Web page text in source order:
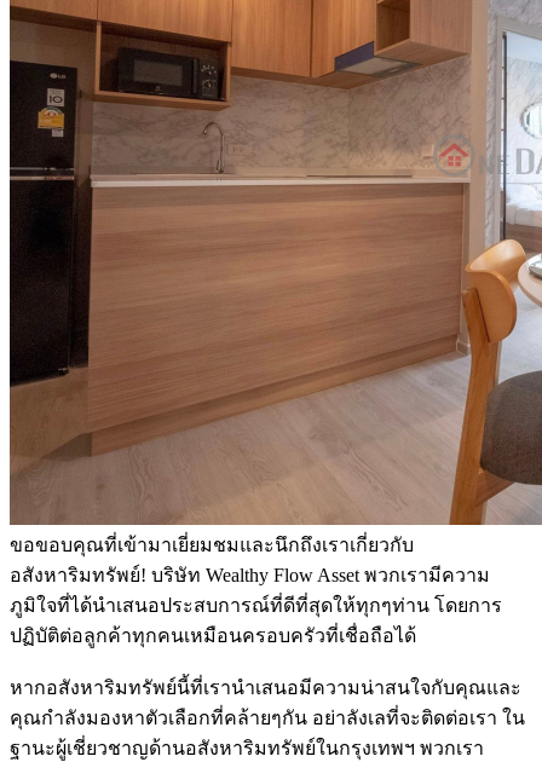
ขอขอบคุณที่เข้ามาเยี่ยมชมและนึกถึงเราเกี่ยวกับ
อสังหาริมทรัพย์! บริษัท Wealthy Flow Asset พวกเรามีความ
ภูมิใจที่ได้นำเสนอประสบการณ์ที่ดีที่สุดให้ทุกๆท่าน โดยการ
ปฏิบัติต่อลูกค้าทุกคนเหมือนครอบครัวที่เชื่อถือได้
หากอสังหาริมทรัพย์นี้ที่เรานำเสนอมีความน่าสนใจกับคุณและ
คุณกำลังมองหาตัวเลือกที่คล้ายๆกัน อย่าลังเลที่จะติดต่อเรา ใน
ฐานะผู้เชี่ยวชาญด้านอสังหาริมทรัพย์ในกรุงเทพฯ พวกเรา